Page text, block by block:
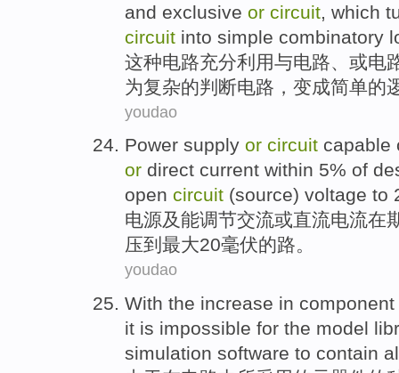
and exclusive or circuit , which
circuit into simple combinatory
这种电路充分利用与电路、 或电
为复杂的判断电路， 变成简单的
youdao
Power supply or circuit capable
or direct current within 5% of
open circuit (source) voltage to
电源及能调节交流或直流电流在
压到 最大20毫伏的路。
youdao
With the increase in component
it is impossible for the model
simulation software to contain